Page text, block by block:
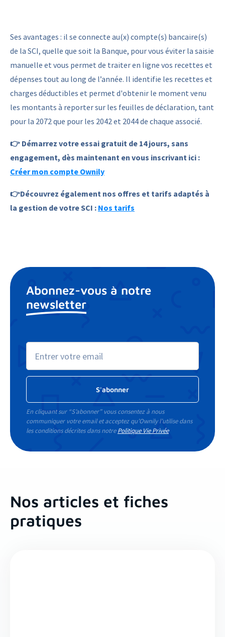
Ses avantages : il se connecte au(x) compte(s) bancaire(s)
de la SCI, quelle que soit la Banque, pour vous éviter la saisie
manuelle et vous permet de traiter en ligne vos recettes et
dépenses tout au long de l’année. Il identifie les recettes et
charges déductibles et permet d'obtenir le moment venu
les montants à reporter sur les feuilles de déclaration, tant
pour la 2072 que pour les 2042 et 2044 de chaque associé.
👉 Démarrez votre essai gratuit de 14 jours, sans
engagement, dès maintenant en vous inscrivant ici :
Créer mon compte Ownily
👉Découvrez également nos offres et tarifs adaptés à
la gestion de votre SCI : Nos tarifs
Abonnez-vous à notre
newsletter
En cliquant sur “S’abonner” vous consentez à nous
communiquer votre email et acceptez qu’Ownily l’utilise dans
les conditions décrites dans notrePolitique Vie Privée
Nos articles et fiches
pratiques